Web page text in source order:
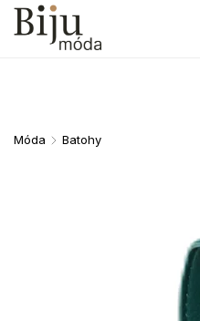
Móda / Batohy